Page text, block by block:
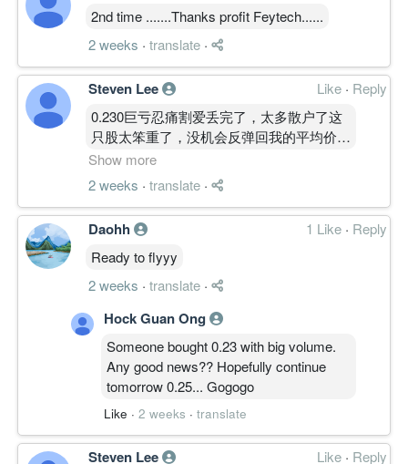
2nd time .......Thanks profit Feytech......
2 weeks · translate ·
Steven Lee Like · Reply
0.230巨亏忍痛割爱丢完了，太多散户了这
只股太笨重了，没机会反弹回我的平均价
0.280
算了啦
150000unit丢光了
走人了
再见了FEYTECH 5322
Show more
2 weeks · translate ·
Daohh 1 Like · Reply
Ready to flyyy
2 weeks · translate ·
Hock Guan Ong
Someone bought 0.23 with big volume.
Any good news?? Hopefully continue
tomorrow 0.25... Gogogo
Like · 2 weeks · translate
Steven Lee Like · Reply